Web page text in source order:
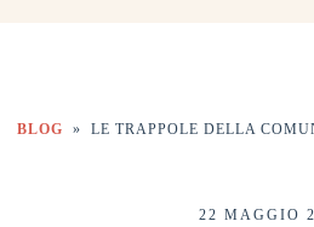
BLOG » LE TRAPPOLE DELLA
22 MAGGIO